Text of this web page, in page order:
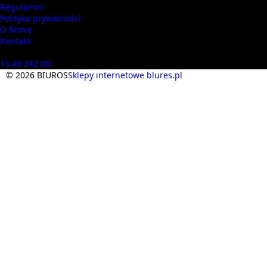
Regulamin
Polityka prywatności
O firmie
Kontakt
13 49 242 08
© 2026 BIUROSSklepy internetowe blures.pl